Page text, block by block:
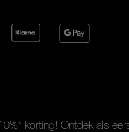
korting! Ontdek als